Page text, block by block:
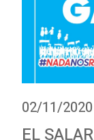
02/11/2020
EL